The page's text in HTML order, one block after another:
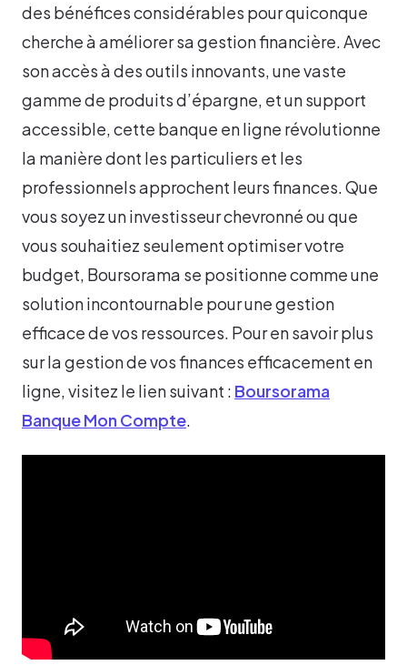
des bénéfices considérables pour quiconque
cherche à améliorer sa gestion financière. Avec
son accès à des outils innovants, une vaste
gamme de produits d’épargne, et un support
accessible, cette banque en ligne révolutionne
la manière dont les particuliers et les
professionnels approchent leurs finances. Que
vous soyez un investisseur chevronné ou que
vous souhaitiez seulement optimiser votre
budget, Boursorama se positionne comme une
solution incontournable pour une gestion
efficace de vos ressources. Pour en savoir plus
sur la gestion de vos finances efficacement en
ligne, visitez le lien suivant : Boursorama
Banque Mon Compte.